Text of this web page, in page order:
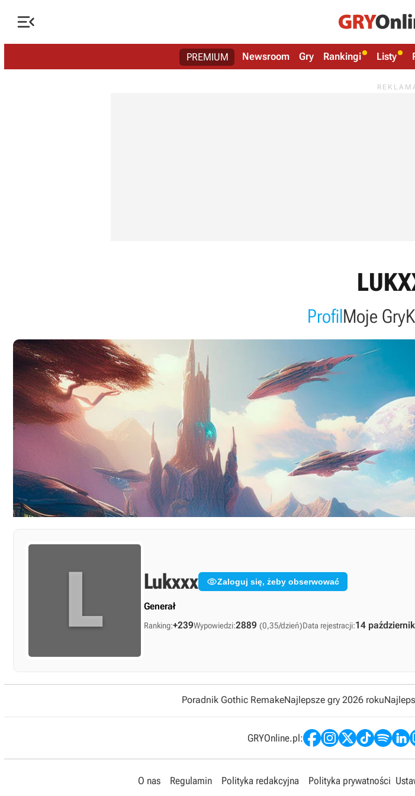

PREMIUM Newsroom Gry Rankingi Listy
ProfilMoje Gry
L Lukxxx Zaloguj się, żeby obserwować
Generał
Ranking:+239Wypowiedzi:2889 (0,35/dzień)Data rejestracji:14
Poradnik Gothic RemakeNajlepsze gry 2026 roku
GRYOnline.pl:
O nas Regulamin Polityka redakcyjna Polityka prywatności